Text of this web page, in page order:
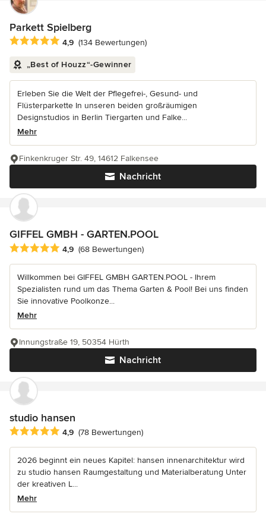
Parkett Spielberg
Durchschnittliche Bewertung: 4.9 von 5 Sternen
4,9 (134 Bewertungen)
„Best of Houzz“-Gewinner
Erleben Sie die Welt der Pflegefrei-, Gesund- und
Flüsterparkette In unseren beiden großräumigen
Designstudios in Berlin Tiergarten und Falke...
Mehr
Nachricht
Finkenkruger Str. 49, 14612 Falkensee
GIFFEL GMBH - GARTEN.POOL
Durchschnittliche Bewertung: 4.9 von 5 Sternen
4,9 (68 Bewertungen)
Willkommen bei GIFFEL GMBH GARTEN.POOL - Ihrem
Spezialisten rund um das Thema Garten & Pool! Bei uns finden
Sie innovative Poolkonze...
Mehr
Nachricht
Innungstraße 19, 50354 Hürth
studio hansen
Durchschnittliche Bewertung: 4.9 von 5 Sternen
4,9 (78 Bewertungen)
2026 beginnt ein neues Kapitel: hansen innenarchitektur wird
zu studio hansen Raumgestaltung und Materialberatung Unter
der kreativen L...
Mehr